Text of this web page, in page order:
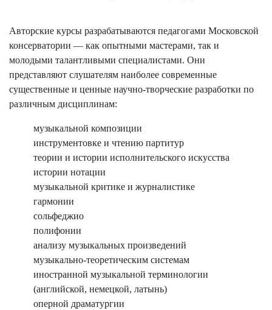
Авторские курсы разрабатываются педагогами Московской
консерватории — как опытными мастерами, так и
молодыми талантливыми специалистами. Они
представляют слушателям наиболее современные
существенные и ценные научно-творческие разработки по
различным дисциплинам:
музыкальной композиции
инструментовке и чтению партитур
теории и истории исполнительского искусства
истории нотации
музыкальной критике и журналистике
гармонии
сольфеджио
полифонии
анализу музыкальных произведений
музыкально-теоретическим системам
иностранной музыкальной терминологии
(английской, немецкой, латынь)
оперной драматургии